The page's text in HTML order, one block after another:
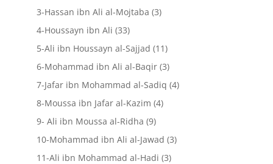
3-Hassan ibn Ali al-Mojtaba (3)
4-Houssayn ibn Ali (33)
5-Ali ibn Houssayn al-Sajjad (11)
6-Mohammad ibn Ali al-Baqir (3)
7-Jafar ibn Mohammad al-Sadiq (4)
8-Moussa ibn Jafar al-Kazim (4)
9- Ali ibn Moussa al-Ridha (9)
10-Mohammad ibn Ali al-Jawad (3)
11-Ali ibn Mohammad al-Hadi (3)